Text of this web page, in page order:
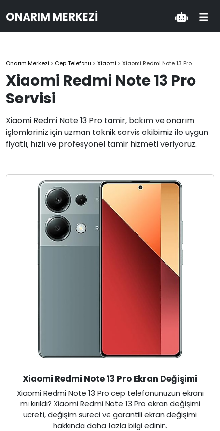
ONARIM MERKEZI
Onarım Merkezi > Cep Telefonu > Xiaomi > Xiaomi Redmi Note 13 Pro
Xiaomi Redmi Note 13 Pro
Servisi
Xiaomi Redmi Note 13 Pro tamir, bakım ve onarım
işlemleriniz için uzman teknik servis ekibimiz ile uygun
fiyatlı, hızlı ve profesyonel tamir hizmeti veriyoruz.
Xiaomi Redmi Note 13 Pro Ekran Değişimi
Xiaomi Redmi Note 13 Pro cep telefonunuzun ekranı
mı kırıldı? Xiaomi Redmi Note 13 Pro ekran değişimi
ücreti, değişim süreci ve garantili ekran değişimi
hakkında daha fazla bilgi edinin.